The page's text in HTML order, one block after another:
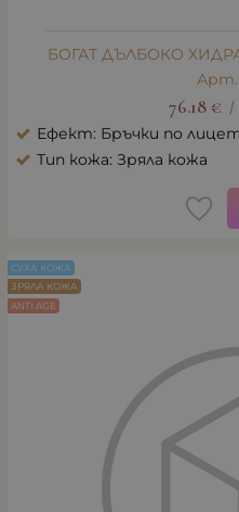
БОГАТ ДЪЛБОКО
76.18 € /
Ефект: Бръчки по
Тип кожа: Зряла кожа
СУХА КОЖА
ЗРЯЛА КОЖА
ANTI AGE